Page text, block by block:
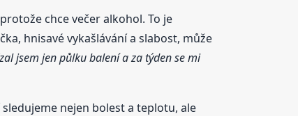
chce večer alkohol. To je
hnisavé vykašlávání a slabost, může
jsem jen půlku balení a za týden se mi
nejen bolest a teplotu, ale